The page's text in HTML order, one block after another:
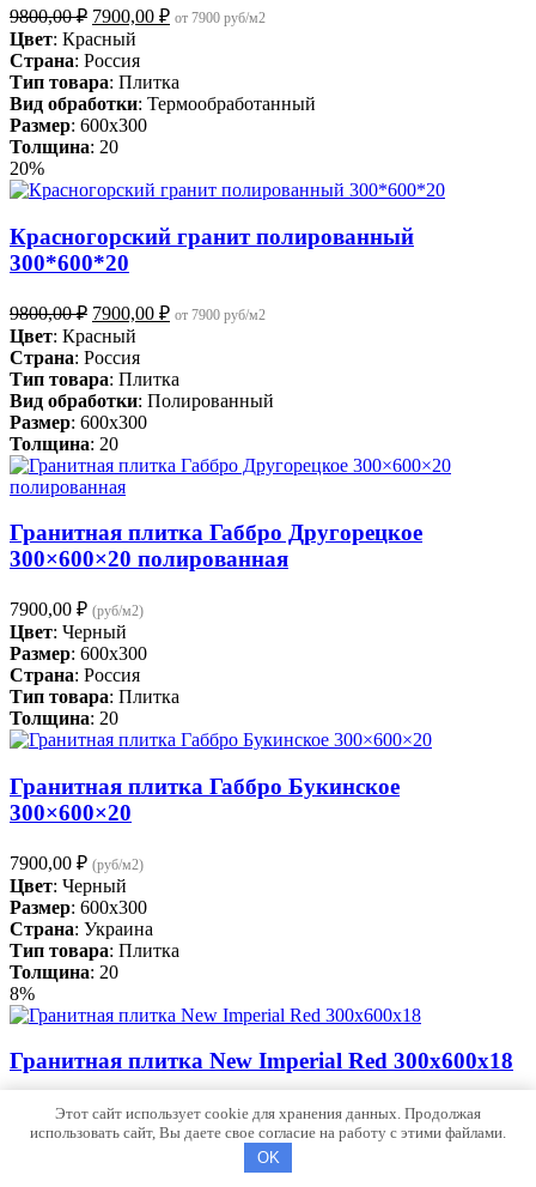
9800,00₽ Первоначальная
цена
составляла
9800,00 ₽.
7900,00 ₽Текущая
от 7900 руб/м2
Цвет: Красный
Страна: Россия
Тип товара: Плитка
Вид обработки: Термообработанный
Размер: 600x300
Толщина: 20
20%
Красногорский гранит полированный
300*600*20
9800,00₽ Первоначальная
цена
составляла
9800,00 ₽.
7900,00 ₽Текущая
от 7900 руб/м2
Цвет: Красный
Страна: Россия
Тип товара: Плитка
Вид обработки: Полированный
Размер: 600x300
Толщина: 20
Гранитная плитка Габбро Другорецкое
300×600×20 полированная
7900,00 ₽ (руб/м2)
Цвет: Черный
Размер: 600x300
Страна: Россия
Тип товара: Плитка
Толщина: 20
Гранитная плитка Габбро Букинское
300×600×20
7900,00 ₽ (руб/м2)
Цвет: Черный
Размер: 600x300
Страна: Украина
Тип товара: Плитка
Толщина: 20
8%
Гранитная плитка New Imperial Red 300x600x18
8790,00₽
Первоначальная
цена
8100,00₽ Текущая
цена:
(руб/м2)
Цвет: Красный
Этот сайт использует cookie для хранения данных. Продолжая
использовать сайт, Вы даете свое согласие на работу с этими файлами.
OK